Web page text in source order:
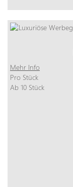
Mehr Info
Pro Stück
Ab 10 Stück